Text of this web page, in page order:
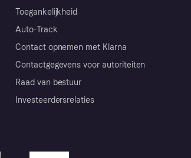
Toegankelijkheid
Auto-Track
Contact opnemen met Klarna
Contactgegevens voor autoriteiten
Raad van bestuur
Investeerdersrelaties